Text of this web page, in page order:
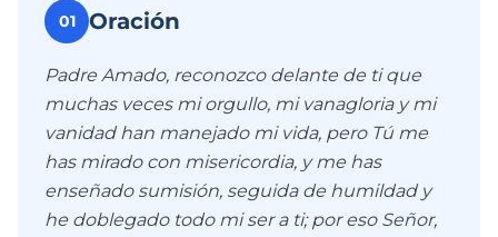
01 Oración
Padre Amado, reconozco delante de ti que
muchas veces mi orgullo, mi vanagloria y mi
vanidad han manejado mi vida, pero Tú me
has mirado con misericordia, y me has
enseñado sumisión, seguida de humildad y
he doblegado todo mi ser a ti; por eso Señor,